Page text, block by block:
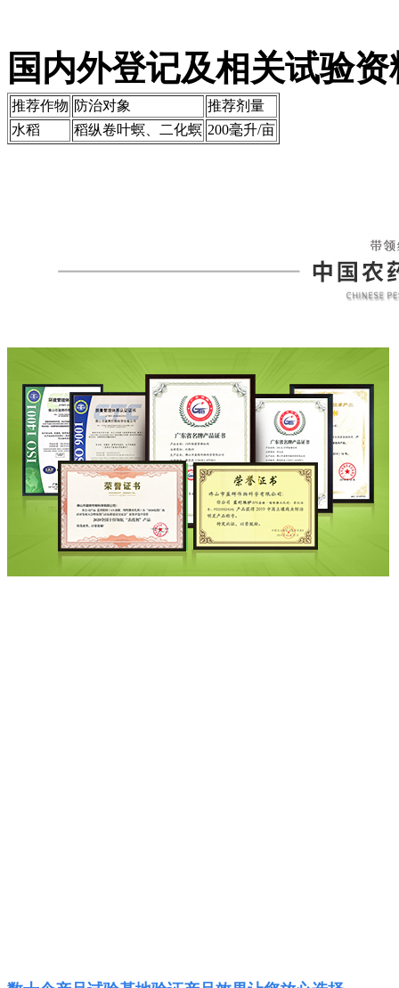
国内外登记及相关试验
推荐作物 防治对象
推荐剂量
水稻
稻纵卷叶螟、二化螟 200毫升/亩